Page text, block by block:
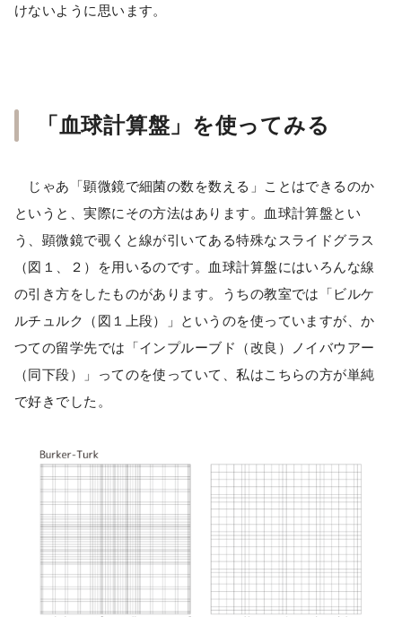
けないように思います。
「血球計算盤」を使ってみる
じゃあ「顕微鏡で細菌の数を数える」ことはできるのか
というと、実際にその方法はあります。血球計算盤とい
う、顕微鏡で覗くと線が引いてある特殊なスライドグラス
（図１、２）を用いるのです。血球計算盤にはいろんな線
の引き方をしたものがあります。うちの教室では「ビルケ
ルチュルク（図１上段）」というのを使っていますが、か
つての留学先では「インプルーブド（改良）ノイバウアー
（同下段）」ってのを使っていて、私はこちらの方が単純
で好きでした。